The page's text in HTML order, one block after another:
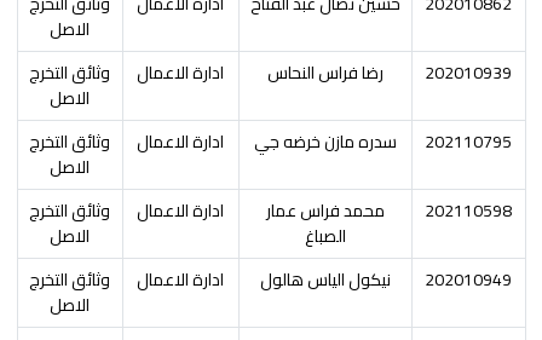
الاصل
202010939
رضا فراس النحاس ادارة الاعمال
وثائق التخرج
الاصل
202110795
سدره مازن خرضه جي ادارة الاعمال
وثائق التخرج
الاصل
202110598
محمد فراس عمار
الصباغ
ادارة الاعمال
وثائق التخرج
الاصل
202010949
نيكول الياس هالول ادارة الاعمال
وثائق التخرج
الاصل